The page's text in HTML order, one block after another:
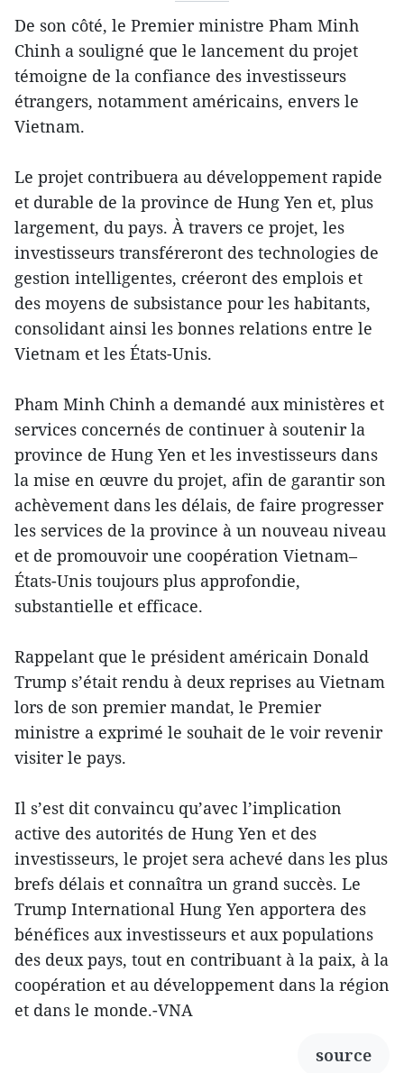
De son côté, le Premier ministre Pham Minh
Chinh a souligné que le lancement du projet
témoigne de la confiance des investisseurs
étrangers, notamment américains, envers le
Vietnam.
Le projet contribuera au développement rapide
et durable de la province de Hung Yen et, plus
largement, du pays. À travers ce projet, les
investisseurs transféreront des technologies de
gestion intelligentes, créeront des emplois et
des moyens de subsistance pour les habitants,
consolidant ainsi les bonnes relations entre le
Vietnam et les États-Unis.
Pham Minh Chinh a demandé aux ministères et
services concernés de continuer à soutenir la
province de Hung Yen et les investisseurs dans
la mise en œuvre du projet, afin de garantir son
achèvement dans les délais, de faire progresser
les services de la province à un nouveau niveau
et de promouvoir une coopération Vietnam–
États-Unis toujours plus approfondie,
substantielle et efficace.
Rappelant que le président américain Donald
Trump s’était rendu à deux reprises au Vietnam
lors de son premier mandat, le Premier
ministre a exprimé le souhait de le voir revenir
visiter le pays.
Il s’est dit convaincu qu’avec l’implication
active des autorités de Hung Yen et des
investisseurs, le projet sera achevé dans les plus
brefs délais et connaîtra un grand succès. Le
Trump International Hung Yen apportera des
bénéfices aux investisseurs et aux populations
des deux pays, tout en contribuant à la paix, à la
coopération et au développement dans la région
et dans le monde.-VNA
source